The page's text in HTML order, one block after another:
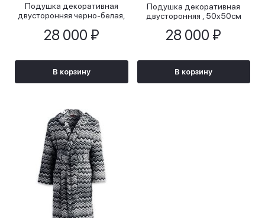
Подушка декоративная
двусторонняя черно-белая,
28 000 ₽
В корзину
Подушка декоративная
двусторонняя , 50х50см
28 000 ₽
В корзину